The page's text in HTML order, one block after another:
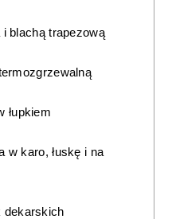
blachą trapezową
łupkiem
w karo, łuskę i na
dekarskich